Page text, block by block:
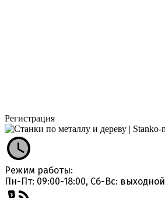
Регистрация
Режим работы:
Пн-Пт: 09:00-18:00, Сб-Вс: выходной